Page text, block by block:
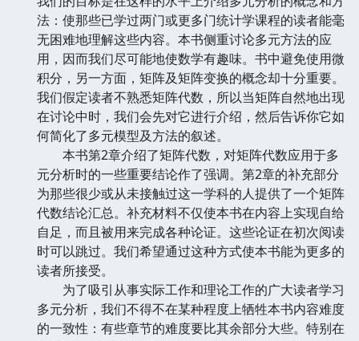
法：使那些已学过两门或更多门统计学课程的读者能毫
无困难地理解这些内容。本书侧重讨论多元方法的应
用，因而我们尽可能地使数学有趣味。书中避免使用微
积分，另一方面，矩阵及矩阵变换的概念却十分重要。
我们假定读者不熟悉矩阵代数，所以当矩阵自然地出现
在讨论中时，我们会先对它进行介绍，然后告诉你它如
何简化了多元模型及方法的叙述。
本书第2章介绍了矩阵代数，对矩阵代数应用于多
元分析时的一些重要结论作了强调。第2章的补充部分
为那些很少或从未接触过这一学科的人提供了一个矩阵
代数结论汇总。补充材料不仅使本书在内容上实现自给
自足，而且被用来完成各种论证。这些论证在初次阅读
时可以跳过。我们希望通过这种方式使本书能为更多的
读者所接受。
为了吸引从事实际工作和理论工作的广大读者学习
多元分析，我们不得不在某种程度上牺牲本书内容难度
的一致性：有些章节的难度要比其余部分大些。特别在